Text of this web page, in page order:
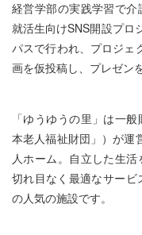
経営学部の実践学習で
就活生向けSNS開設プロ
パスで行われ、プロジェ
画を仮投稿し、プレゼン
「ゆうゆうの里」は一
本老人福祉財団」）が運
人ホーム。自立した生
切れ目なく最適なサー
の人気の施設です。